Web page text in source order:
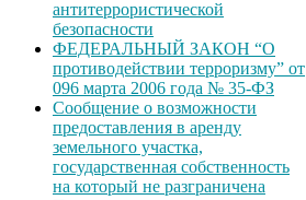
антитеррористической
безопасности
ФЕДЕРАЛЬНЫЙ ЗАКОН “О
противодействии терроризму” от
096 марта 2006 года № 35-ФЗ
Сообщение о возможности
предоставления в аренду
земельного участка,
государственная собственность
на который не разграничена